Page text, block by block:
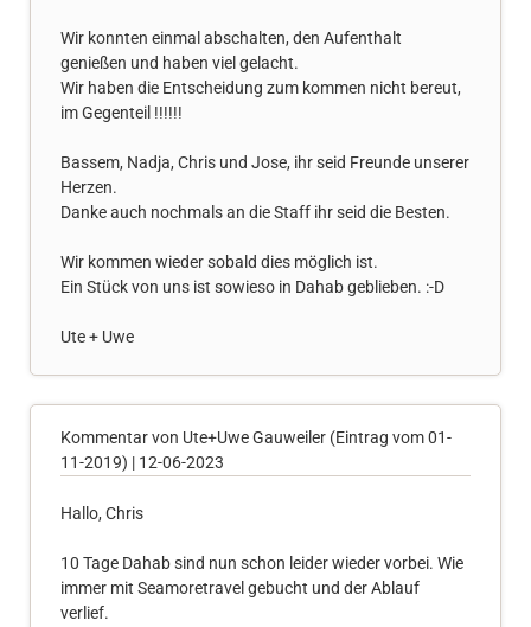
Wir konnten einmal abschalten, den Aufenthalt
genießen und haben viel gelacht.
Wir haben die Entscheidung zum kommen nicht bereut,
im Gegenteil !!!!!!
Bassem, Nadja, Chris und Jose, ihr seid Freunde unserer
Herzen.
Danke auch nochmals an die Staff ihr seid die Besten.
Wir kommen wieder sobald dies möglich ist.
Ein Stück von uns ist sowieso in Dahab geblieben. :-D
Ute + Uwe
Kommentar von Ute+Uwe Gauweiler (Eintrag vom 01-
11-2019) | 12-06-2023
Hallo, Chris
10 Tage Dahab sind nun schon leider wieder vorbei. Wie
immer mit Seamoretravel gebucht und der Ablauf
verlief.